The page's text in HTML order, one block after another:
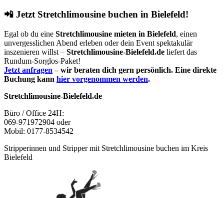
📲 Jetzt Stretchlimousine buchen in Bielefeld!
Egal ob du eine Stretchlimousine mieten in Bielefeld, einen
unvergesslichen Abend erleben oder dein Event spektakulär
inszenieren willst – Stretchlimousine-Bielefeld.de liefert das
Rundum-Sorglos-Paket!
Jetzt anfragen – wir beraten dich gern persönlich. Eine direkte
Buchung kann hier vorgenommen werden.
Stretchlimousine-Bielefeld.de
Büro / Office 24H:
069-971972904 oder
Mobil: 0177-8534542
Stripperinnen und Stripper mit Stretchlimousine buchen im Kreis
Bielefeld